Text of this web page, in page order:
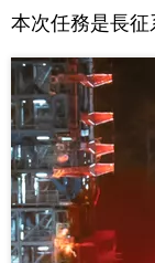
本次任務是長